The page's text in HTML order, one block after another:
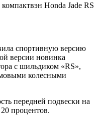
Honda Jade RS
спортивную версию
версии новинка
с шильдиком «RS»,
колесными
передней подвески на
процентов.